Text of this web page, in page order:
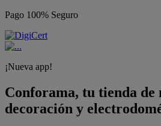
Pago 100% Seguro
¡Nueva app!
Conforama, tu tienda de
decoración y